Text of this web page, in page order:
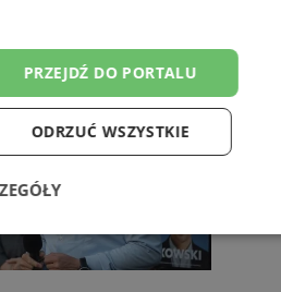
PRZEJDŹ DO PORTALU
ODRZUĆ WSZYSTKIE
Wydajność